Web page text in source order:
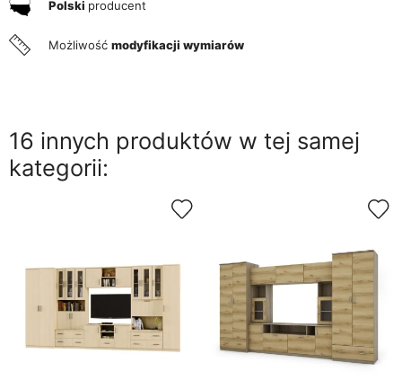
Polski producent
Możliwość modyfikacji wymiarów
16 innych produktów w tej samej
kategorii: